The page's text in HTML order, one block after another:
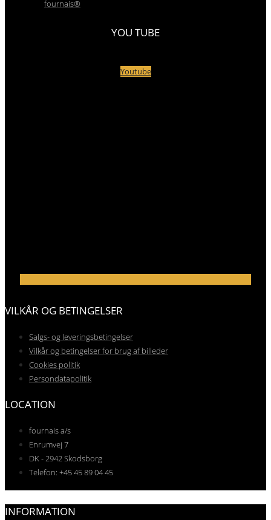
fournais®
YOU TUBE
Youtube
VILKÅR OG BETINGELSER
Salgs- og leveringsbetingelser
Vilkår og betingelser for brug af billeder
Cookies politik
Persondatapolitik
LOCATION
fournais a/s
Enrumvej 7
DK - 2942 Skodsborg
Telefon: +45 45 89 04 45
INFORMATION